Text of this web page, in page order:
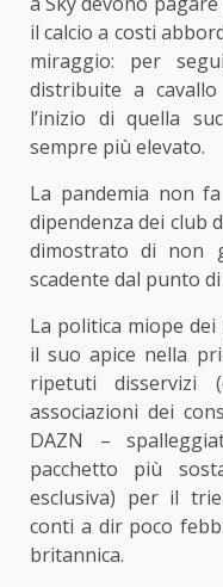
il calcio a costi
miraggio: per
distribuite a
l’inizio di quella
sempre più elevato.
La pandemia non
dipendenza dei club
dimostrato di non
scadente dal punto
La politica miope
il suo apice nella
ripetuti disservizi
associazioni dei
DAZN –
pacchetto più
esclusiva) per il
conti a dir poco
britannica.